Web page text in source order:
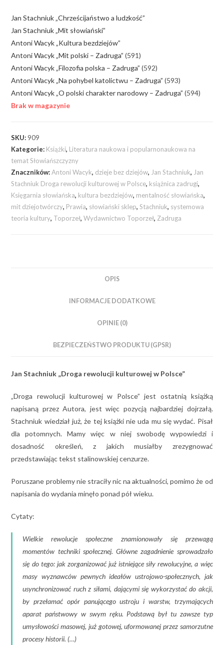
Jan Stachniuk „Chrześcijaństwo a ludzkość”
Jan Stachniuk „Mit słowiański”
Antoni Wacyk „Kultura bezdziejów”
Antoni Wacyk „Mit polski – Zadruga” (591)
Antoni Wacyk „Filozofia polska – Zadruga” (592)
Antoni Wacyk „Na pohybel katolictwu – Zadruga” (593)
Antoni Wacyk „O polski charakter narodowy – Zadruga” (594)
Brak w magazynie
SKU: 909
Kategorie: Książki, Literatura naukowa i popularnonaukowa na
temat Słowiańszczyzny
Znaczników:Antoni Wacyk, dzieje bez dziejów, Jan Stachniuk, Jan
Stachniuk Droga rewolucji kulturowej w Polsce, książnica zadrugi,
Księgarnia słowiańska, kultura bezdziejów, mentalność słowiańska,
mit dziejotwórczy, Prawia, słowiański sklep,Stachniuk, systemowa
teoria kultury, Toporzeł,Wydawnictwo Toporzeł, Zadruga
OPIS
INFORMACJE DODATKOWE
OPINIE (0)
BEZPIECZEŃSTWO PRODUKTU (GPSR)
Jan Stachniuk „Droga rewolucji kulturowej w Polsce”
„Droga rewolucji kulturowej w Polsce” jest ostatnią książką
napisaną przez Autora, jest więc pozycją najbardziej dojrzałą.
Stachniuk wiedział już, że tej książki nie uda mu się wydać. Pisał
dla potomnych. Mamy więc w niej swobodę wypowiedzi i
dosadność określeń, z jakich musiałby zrezygnować
przedstawiając tekst stalinowskiej cenzurze.
Poruszane problemy nie straciły nic na aktualności, pomimo że od
napisania do wydania minęło ponad pół wieku.
Cytaty:
Wielkie rewolucje społeczne znamionowały się przewagą
momentów techniki społecznej. Główne zagadnienie sprowadzało
się do tego: jak zorganizować już istniejące siły rewolucyjne, a więc
masy wyznawców pewnych ideałów ustrojowo-społecznych, jak
usynchronizować ruch z siłami, dającymi się wykorzystać do akcji,
by przełamać opór panującego ustroju i warstw, trzymających
aparat państwowy w swym ręku. Podstawą był tu zawsze typ
umysłowości masowej, już gotowej, uformowanej przez samorzutne
procesy historii. (…)